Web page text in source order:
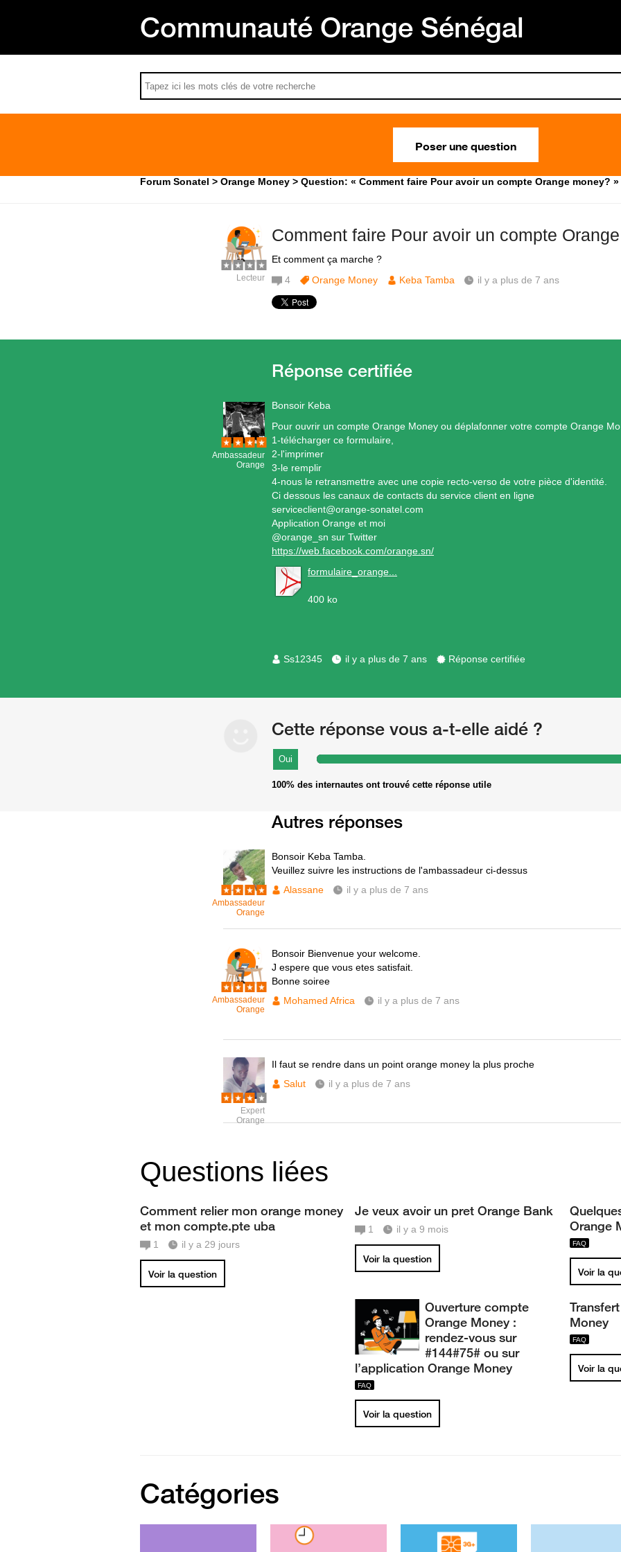
Communauté Orange Sénégal
Poser une question
Forum Sonatel Orange Money Question: « Comment faire Pour avoir un compte Orange money? »
Comment faire Pour avoir un compte
Et comment ça marche ?
Lecteur 4 Orange Money Keba Tamba il y a plus de 7 ans
Ambassadeur
Orange
Bonsoir Keba
Pour ouvrir un compte Orange Money ou déplafonner votre compte Orange
1-télécharger ce formulaire,
2-l'imprimer
3-le remplir
4-nous le retransmettre avec une copie recto-verso de votre pièce d'identité.
Ci dessous les canaux de contacts du service client en ligne
serviceclient@orange-sonatel.com
Application Orange et moi
@orange_sn sur Twitter
https://web.facebook.com/orange.sn/
formulaire_orange...
400 ko
Ss12345 il y a plus de 7 ans Réponse certifiée
Cette réponse vous a-t-elle aidé ?
Oui
100% des internautes ont trouvé cette réponse utile
Autres réponses
Ambassadeur
Orange
Bonsoir Keba Tamba.
Veuillez suivre les instructions de l'ambassadeur ci-dessus
Alassane
il y a plus de 7 ans
Ambassadeur
Orange
Bonsoir Bienvenue your welcome.
J espere que vous etes satisfait.
Bonne soiree
Mohamed Africa
il y a plus de 7 ans
Expert
Orange
Il faut se rendre dans un point orange money la plus proche
Salut
il y a plus de 7 ans
Questions liées
Comment relier mon orange money
et mon compte.pte uba
1 il y a 29 jours
Voir la question
Je veux avoir un pret Orange Bank
1 il y a 9 mois
Voir la question
Orange
Voir la
Ouverture compte
Orange Money :
rendez-vous sur
#144#75# ou sur
l’application Orange Money
Voir la question
Money
Voir la
Catégories